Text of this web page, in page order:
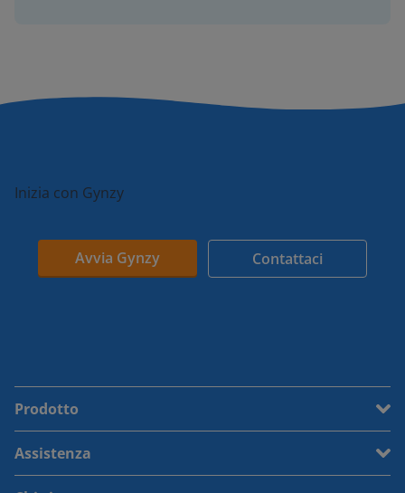
Inizia con Gynzy
Avvia Gynzy Contattaci
Prodotto
Assistenza